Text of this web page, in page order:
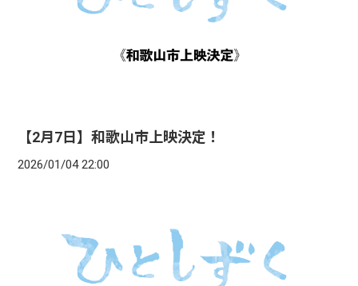
【2月7日】和歌山市上映決定！
2026/01/04 22:00